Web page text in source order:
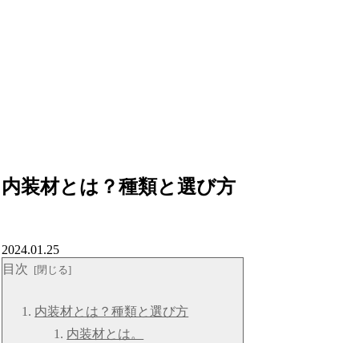
内装材とは？種類と選び方
2024.01.25
目次
内装材とは？種類と選び方
内装材とは。